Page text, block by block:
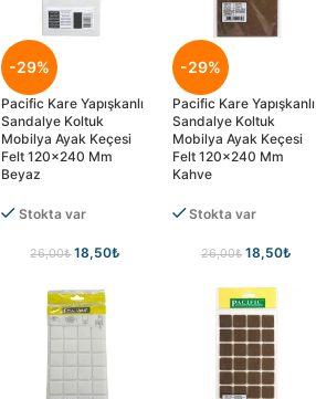
-29%
Pacific Kare Yapışkanlı
Sandalye Koltuk
Mobilya Ayak Keçesi
Felt 120×240 Mm
Beyaz
Stokta var
26,00₺ 18,50₺
-29%
Pacific Kare Yapışkanlı
Sandalye Koltuk
Mobilya Ayak Keçesi
Felt 120×240 Mm
Kahve
Stokta var
26,00₺ 18,50₺